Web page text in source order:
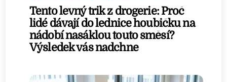
Tento levný trik z drogerie: Proč
lidé dávají do lednice houbičku na
nádobí nasáklou touto směsí?
Výsledek vás nadchne